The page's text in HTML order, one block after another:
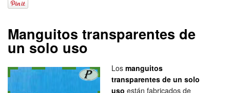
Manguitos transparentes de
un solo uso
Los manguitos
transparentes de un solo
uso están fabricados de